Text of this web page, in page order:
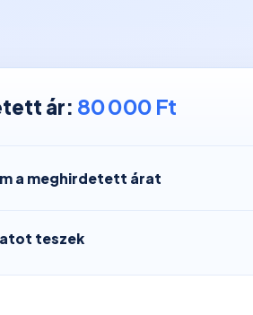
ár: 80 000 Ft
a meghirdetett árat
teszek